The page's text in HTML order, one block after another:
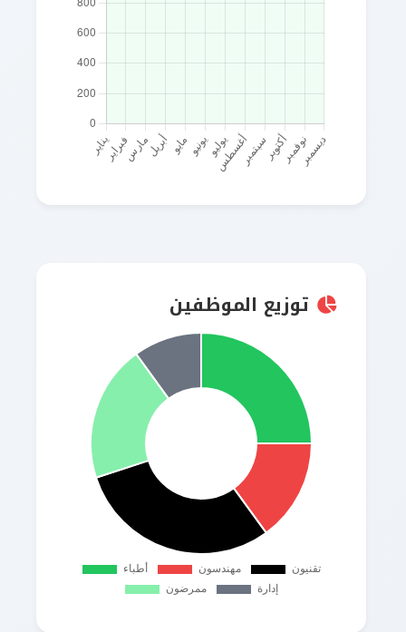
توزيع الموظفين